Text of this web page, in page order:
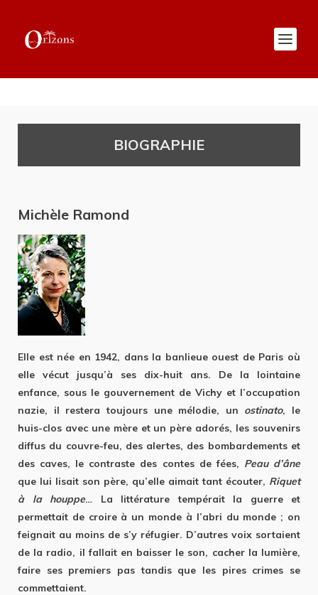
BIOGRAPHIE
Michèle Ramond
Elle est née en 1942, dans la banlieue ouest de Paris où
elle vécut jusqu’à ses dix-huit ans. De la lointaine
enfance, sous le gouvernement de Vichy et l’occupation
nazie, il restera toujours une mélodie, un ostinato, le
huis-clos avec une mère et un père adorés, les souvenirs
diffus du couvre-feu, des alertes, des bombardements et
des caves, le contraste des contes de fées, Peau d’âne
que lui lisait son père, qu’elle aimait tant écouter, Riquet
à la houppe… La littérature tempérait la guerre et
permettait de croire à un monde à l’abri du monde ; on
feignait au moins de s’y réfugier. D’autres voix sortaient
de la radio, il fallait en baisser le son, cacher la lumière,
faire ses premiers pas tandis que les pires crimes se
commettaient.